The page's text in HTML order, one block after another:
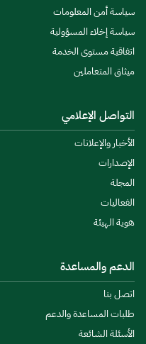
سياسة أمن المعلومات
سياسة إخلاء المسؤولية
اتفاقية مستوى الخدمة
ميثاق المتعاملين
التواصل الإعلامي
الأخبار والإعلانات
الإصدارات
المجلة
الفعاليات
هوية الهيئة
الدعم والمساعدة
اتصل بنا
طلبات المساعدة والدعم
الأسئلة الشائعة